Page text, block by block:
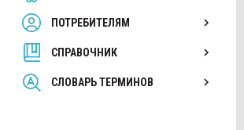
ПОТРЕБИТЕЛЯМ
СПРАВОЧНИК
СЛОВАРЬ ТЕРМИНОВ